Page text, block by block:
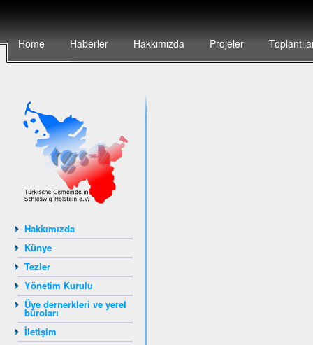
Home Haberler Hakkımızda Projeler
Hakkımızda
Künye
Tezler
Yönetim Kurulu
Üye dernerkleri ve yerel
büroları
İletişim